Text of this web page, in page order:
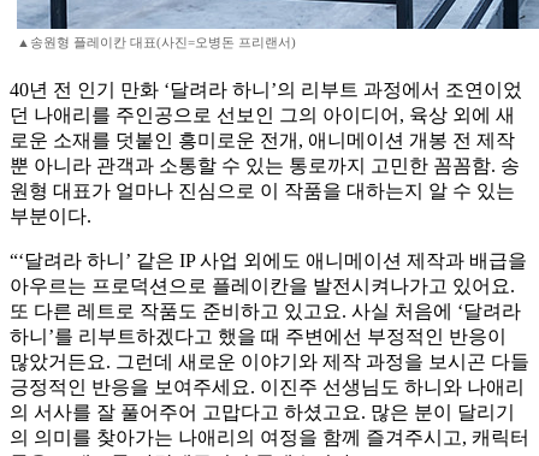
▲송원형 플레이칸 대표(사진=오병돈 프리랜서)
40년 전 인기 만화 ‘달려라 하니’의 리부트 과정에서 조연이었
던 나애리를 주인공으로 선보인 그의 아이디어, 육상 외에 새
로운 소재를 덧붙인 흥미로운 전개, 애니메이션 개봉 전 제작
뿐 아니라 관객과 소통할 수 있는 통로까지 고민한 꼼꼼함. 송
원형 대표가 얼마나 진심으로 이 작품을 대하는지 알 수 있는
부분이다.
“‘달려라 하니’ 같은 IP 사업 외에도 애니메이션 제작과 배급을
아우르는 프로덕션으로 플레이칸을 발전시켜나가고 있어요.
또 다른 레트로 작품도 준비하고 있고요. 사실 처음에 ‘달려라
하니’를 리부트하겠다고 했을 때 주변에선 부정적인 반응이
많았거든요. 그런데 새로운 이야기와 제작 과정을 보시곤 다들
긍정적인 반응을 보여주세요. 이진주 선생님도 하니와 나애리
의 서사를 잘 풀어주어 고맙다고 하셨고요. 많은 분이 달리기
의 의미를 찾아가는 나애리의 여정을 함께 즐겨주시고, 캐릭터